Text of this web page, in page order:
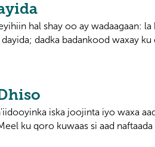
hal shay oo ay wadaagaan:
dadka badankood waxay
iska joojinta iyo waxa
ku qoro kuwaas si aad naftaada